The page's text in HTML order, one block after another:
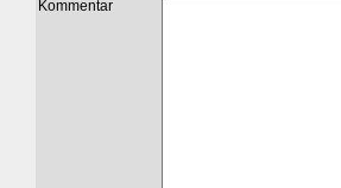
Kommentar